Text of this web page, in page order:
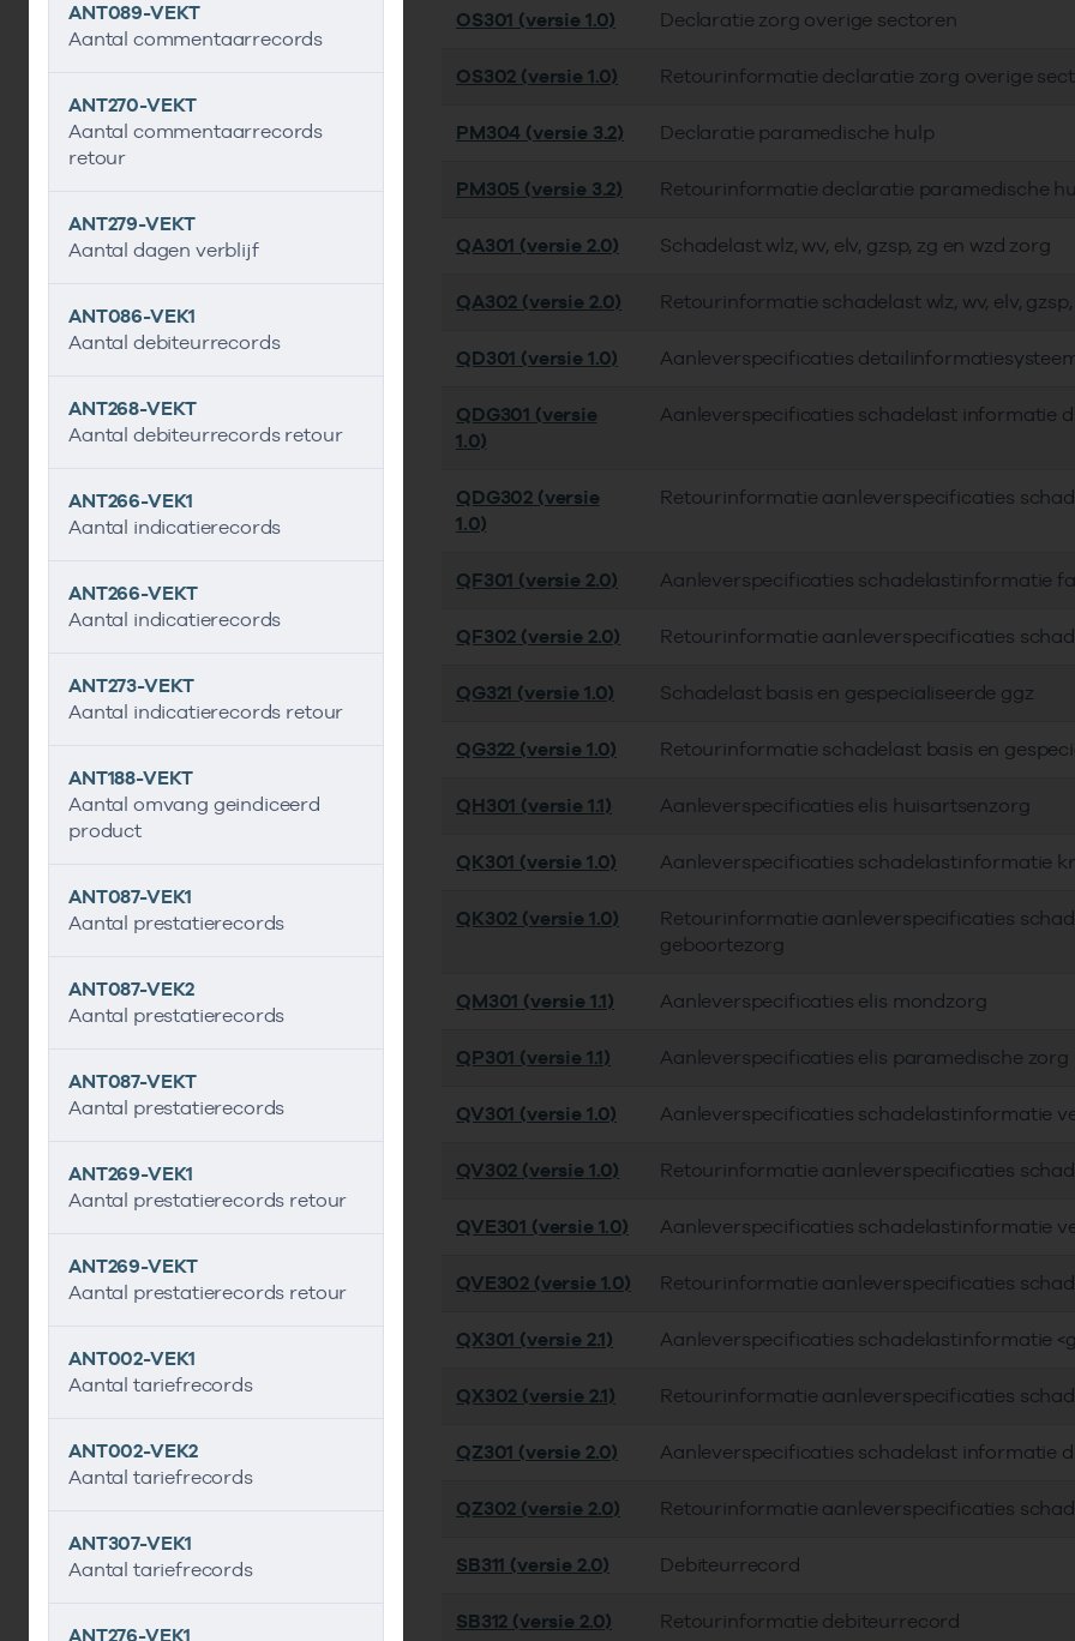
ANT089-VEKT
Aantal commentaarrecords
ANT270-VEKT
Aantal commentaarrecords
retour
ANT279-VEKT
Aantal dagen verblijf
ANT086-VEK1
Aantal debiteurrecords
ANT268-VEKT
Aantal debiteurrecords retour
ANT266-VEK1
Aantal indicatierecords
ANT266-VEKT
Aantal indicatierecords
ANT273-VEKT
Aantal indicatierecords retour
ANT188-VEKT
Aantal omvang geindiceerd
product
ANT087-VEK1
Aantal prestatierecords
ANT087-VEK2
Aantal prestatierecords
ANT087-VEKT
Aantal prestatierecords
ANT269-VEK1
Aantal prestatierecords retour
ANT269-VEKT
Aantal prestatierecords retour
ANT002-VEK1
Aantal tariefrecords
ANT002-VEK2
Aantal tariefrecords
ANT307-VEK1
Aantal tariefrecords
ANT276-VEK1
OS301 (versie 1.0) Declaratie zorg overige sectoren
OS302 (versie 1.0) Retourinformatie declaratie zorg overige
PM304 (versie 3.2) Declaratie paramedische hulp
PM305 (versie 3.2) Retourinformatie declaratie paramedische
QA301 (versie 2.0) Schadelast wlz, wv, elv, gzsp, zg en wzd zorg
QA302 (versie 2.0) Retourinformatie schadelast wlz, wv, elv,
QD301 (versie 1.0) Aanleverspecificaties
QDG301 (versie
1.0)
Aanleverspecificaties schadelast informatie
QDG302 (versie
1.0)
Retourinformatie aanleverspecificaties
QF301 (versie 2.0) Aanleverspecificaties schadelastinformatie
QF302 (versie 2.0) Retourinformatie aanleverspecificaties
QG321 (versie 1.0) Schadelast basis en gespecialiseerde ggz
QG322 (versie 1.0) Retourinformatie schadelast basis en
QH301 (versie 1.1) Aanleverspecificaties elis huisartsenzorg
QK301 (versie 1.0) Aanleverspecificaties schadelastinformatie
QK302 (versie 1.0)
Retourinformatie aanleverspecificaties
geboortezorg
QM301 (versie 1.1) Aanleverspecificaties elis mondzorg
QP301 (versie 1.1) Aanleverspecificaties elis paramedische zorg
QV301 (versie 1.0) Aanleverspecificaties schadelastinformatie
QV302 (versie 1.0) Retourinformatie aanleverspecificaties
QVE301 (versie 1.0) Aanleverspecificaties schadelastinformatie
QVE302 (versie 1.0) Retourinformatie aanleverspecificaties
QX301 (versie 2.1) Aanleverspecificaties schadelastinformatie
QX302 (versie 2.1) Retourinformatie aanleverspecificaties
QZ301 (versie 2.0) Aanleverspecificaties schadelast informatie
QZ302 (versie 2.0) Retourinformatie aanleverspecificaties
SB311 (versie 2.0) Debiteurrecord
SB312 (versie 2.0) Retourinformatie debiteurrecord